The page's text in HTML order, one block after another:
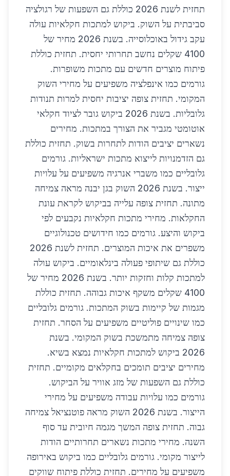
תחזית לשנת 2026 כוללת גם השפעות של רגולציה
סביבתית על השוק. ביקוש למתכות חקלאיות עולה
עקב גידול באוכלוסייה. בשנת 2026 מחיר של
4100 שקלים נחשב תחרותי יחסית. תחזית כוללת
פיתוח מוצרים חדשים עם מתכות משופרות.
גורמים כמו אינפלציה משפיעים על מחירי השוק
המקומי. תחזית צופה יציבות יחסית למרות תנודות
גלובליות. בשנת 2026 ביקוש גובר לציוד חקלאי
אוטומטי מגביר את הצורך במתכות. מחירים
נשארים יציבים הודות לתחרות בשוק. תחזית כוללת
גם הזדמנויות לייצוא מתכות ישראליות. גורמים
גלובליים כמו משברי אנרגיה משפיעים על עלויות
ייצור. בשנת 2026 השוק בגן יבנה מראה צמיחה
מתונה. תחזית צופה עלייה בביקוש לקראת עונת
החקלאות. מחירי מתכות חקלאיות נקבעים לפי
ביקוש והיצע. גורמים כמו חידושים טכנולוגיים
משפרים את איכות המוצרים. תחזית לשנת 2026
כוללת גם שיתופי פעולה בינלאומיים. ביקוש עולה
למתכות קלות וחזקות יותר. בשנת 2026 מחיר של
4100 שקלים משקף איכות גבוהה. תחזית כוללת
מגמות של קיימות בשוק המתכות. גורמים גלובליים
כמו שינויים פוליטיים משפיעים על הסחר. תחזית
צופה צמיחה מתמשכת בשוק המקומי. בשנת
2026 ביקוש למתכות חקלאיות נמצא בשיא.
מחירים יציבים תומכים בחקלאים מקומיים. תחזית
כוללת גם השפעות של מזג אוויר על הביקוש.
גורמים כמו עלויות עבודה משפיעים על מחירי
הייצור. בשנת 2026 השוק מראה פוטנציאל צמיחה
גבוה. תחזית צופה המשך מגמה חיובית עד סוף
השנה. מחירי מתכות נשארים תחרותיים הודות
לייצור מקומי. גורמים גלובליים כמו ביקוש באירופה
משפיעים על מחירים. תחזית כוללת פיתוח שווקים